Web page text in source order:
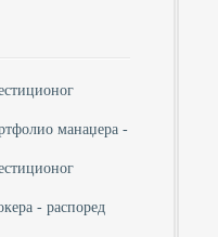
манаџера -
- распоред